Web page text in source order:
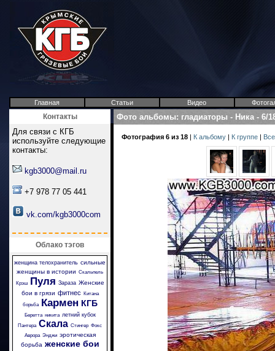
Главная Статьи Видео
Контакты
Для связи с КГБ
используйте следующие
контакты:
kgb3000@mail.ru
+7 978 77 05 441
vk.com/kgb3000com
Облако тэгов
женщина телохранитель сильные
женщины в истории Скальпель
Крэш
Пуля Зараза Женские
бои в грязи фитнес
Китана
борьба
Кармен КГБ
Беретта никита летний кубок
Пантера Скала Стингер Фокс
Аврора Энджи эротическая
борьба женские бои
Фото альбомы: гладиаторы - Ника- 6/
Фотография 6 из 18 | К альбому | К группе |